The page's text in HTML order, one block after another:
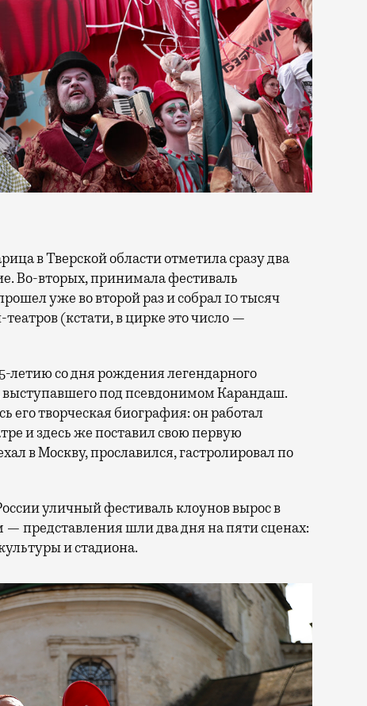
Во-вторых, принимала фестиваль
уже во второй раз и собрал 10 тысяч
(кстати, в цирке это число —
летию со дня рождения легендарного
под псевдонимом Карандаш.
его творческая биография: он работал
и здесь же поставил свою первую
в Москву, прославился, гастролировал по
уличный фестиваль клоунов вырос в
представления шли два дня на пяти сценах:
и стадиона.